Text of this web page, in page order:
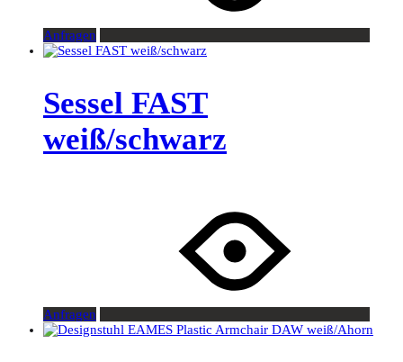
Anfragen
Sessel FAST
weiß/schwarz
Anfragen